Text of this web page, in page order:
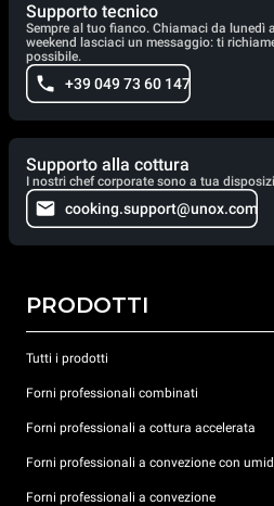
Supporto tecnico
Sempre al tuo fianco. Chiamaci da lunedì
weekend lasciaci un messaggio: ti
possibile.
+39 049 73 60 147
Supporto alla cottura
I nostri chef corporate sono a tua
cooking.support@unox.com
PRODOTTI
Tutti i prodotti
Forni professionali combinati
Forni professionali a cottura accelerata
Forni professionali a convezione con
Forni professionali a convezione